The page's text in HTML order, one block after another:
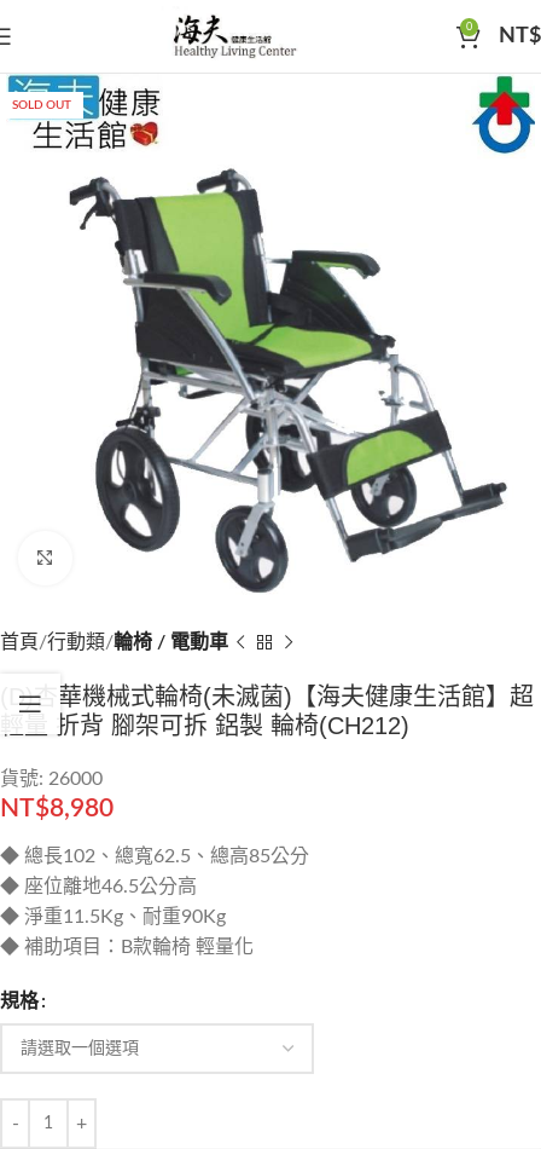
0 NT$
SOLD OUT
Click to enlarge
首頁 行動類 輪椅 / 電動車
(D)杏華機械式輪椅(未滅菌)【海夫健康生活館】超
輕量 折背 腳架可拆 鋁製 輪椅(CH212)
貨號: 26000
NT$8,980
◆ 總長102、總寬62.5、總高85公分
◆ 座位離地46.5公分高
◆ 淨重11.5Kg、耐重90Kg
◆ 補助項目：B款輪椅 輕量化
規格